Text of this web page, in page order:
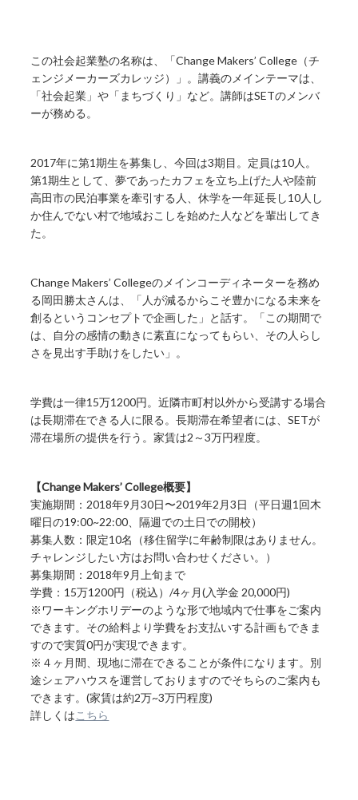
この社会起業塾の名称は、「Change Makers’ College（チ
ェンジメーカーズカレッジ）」。講義のメインテーマは、
「社会起業」や「まちづくり」など。講師はSETのメンバ
ーが務める。
2017年に第1期生を募集し、今回は3期目。定員は10人。
第1期生として、夢であったカフェを立ち上げた人や陸前
高田市の民泊事業を牽引する人、休学を一年延長し10人し
か住んでない村で地域おこしを始めた人などを輩出してき
た。
Change Makers’ Collegeのメインコーディネーターを務め
る岡田勝太さんは、「人が減るからこそ豊かになる未来を
創るというコンセプトで企画した」と話す。「この期間で
は、自分の感情の動きに素直になってもらい、その人らし
さを見出す手助けをしたい」。
学費は一律15万1200円。近隣市町村以外から受講する場合
は長期滞在できる人に限る。長期滞在希望者には、SETが
滞在場所の提供を行う。家賃は2～3万円程度。
【Change Makers’ College概要】
実施期間：2018年9月30日〜2019年2月3日（平日週1回木
曜日の19:00~22:00、隔週での土日での開校）
募集人数：限定10名（移住留学に年齢制限はありません。
チャレンジしたい方はお問い合わせください。）
募集期間：2018年9月上旬まで
学費：15万1200円（税込）/4ヶ月(入学金 20,000円)
※ワーキングホリデーのような形で地域内で仕事をご案内
できます。その給料より学費をお支払いする計画もできま
すので実質0円が実現できます。
※４ヶ月間、現地に滞在できることが条件になります。別
途シェアハウスを運営しておりますのでそちらのご案内も
できます。(家賃は約2万~3万円程度)
詳しくはこちら